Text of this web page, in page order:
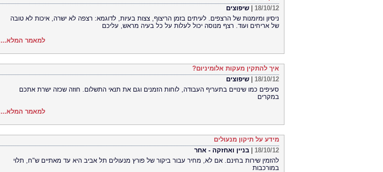
18/10/12
שיפוצים
ניסיון ומיומנות של הרצפים. לעיתים בזמן הריצוף, צצות בעיות, לדוגמא: רצפה לא ישרה, איכות לא טובה
של אריחים ועוד. רצף מנוסה יכול לעלות על כל בעיה מראש, עליכם
למאמר המלא...
איך להתקין מעקות אלומיניום?
18/10/12
שיפוצים
סעיפים כמו שינויים בתעריף העבודה, לוחות הזמנים וגם את תנאי התשלום. חוזה שכזה ישרת אתכם
במקרים
למאמר המלא...
מידע על תיקון מנעולים
18/10/12
בניין ואחזקה - אחר
להזמין שירות בחינם. אם לא, מחיר עבור ביקור של פורץ מנעולים תל אביב היא עד מאתיים ש"ח, תלוי
במורכבות